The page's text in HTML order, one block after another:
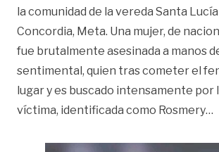
la comunidad de la vereda Santa
Concordia, Meta. Una mujer, de
fue brutalmente asesinada a manos
sentimental, quien tras cometer el
lugar y es buscado intensamente por
víctima, identificada como Rosmery…